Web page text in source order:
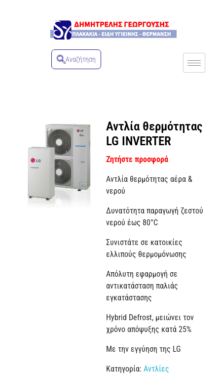
Αναζήτηση
Αντλία θερμότητας
LG INVERTER
Ζητήστε προσφορά
Αντλία θερμότητας αέρα &
νερού
Δυνατότητα παραγωγή ζεστού
νερού έως 80°C
Συνιστάτε σε κατοικίες
ελλιπούς θερμομόνωσης
Απόλυτη εφαρμογή σε
αντικατάσταση παλιάς
εγκατάστασης
Hybrid Defrost, μειώνει τον
χρόνο απόψυξης κατά 25%
Με την εγγύηση της LG
Κατηγορία: Αντλίες